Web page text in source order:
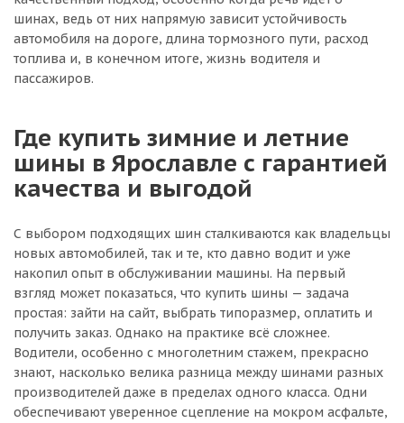
шинах, ведь от них напрямую зависит устойчивость
автомобиля на дороге, длина тормозного пути, расход
топлива и, в конечном итоге, жизнь водителя и
пассажиров.
Где купить зимние и летние
шины в Ярославле с гарантией
качества и выгодой
С выбором подходящих шин сталкиваются как владельцы
новых автомобилей, так и те, кто давно водит и уже
накопил опыт в обслуживании машины. На первый
взгляд может показаться, что купить шины — задача
простая: зайти на сайт, выбрать типоразмер, оплатить и
получить заказ. Однако на практике всё сложнее.
Водители, особенно с многолетним стажем, прекрасно
знают, насколько велика разница между шинами разных
производителей даже в пределах одного класса. Одни
обеспечивают уверенное сцепление на мокром асфальте,